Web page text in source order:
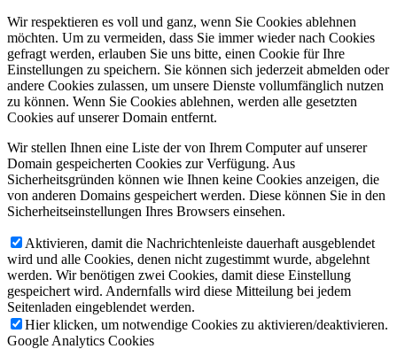
Wir respektieren es voll und ganz, wenn Sie Cookies ablehnen
möchten. Um zu vermeiden, dass Sie immer wieder nach Cookies
gefragt werden, erlauben Sie uns bitte, einen Cookie für Ihre
Einstellungen zu speichern. Sie können sich jederzeit abmelden oder
andere Cookies zulassen, um unsere Dienste vollumfänglich nutzen
zu können. Wenn Sie Cookies ablehnen, werden alle gesetzten
Cookies auf unserer Domain entfernt.
Wir stellen Ihnen eine Liste der von Ihrem Computer auf unserer
Domain gespeicherten Cookies zur Verfügung. Aus
Sicherheitsgründen können wie Ihnen keine Cookies anzeigen, die
von anderen Domains gespeichert werden. Diese können Sie in den
Sicherheitseinstellungen Ihres Browsers einsehen.
Aktivieren, damit die Nachrichtenleiste dauerhaft ausgeblendet
wird und alle Cookies, denen nicht zugestimmt wurde, abgelehnt
werden. Wir benötigen zwei Cookies, damit diese Einstellung
gespeichert wird. Andernfalls wird diese Mitteilung bei jedem
Seitenladen eingeblendet werden.
Hier klicken, um notwendige Cookies zu aktivieren/deaktivieren.
Google Analytics Cookies